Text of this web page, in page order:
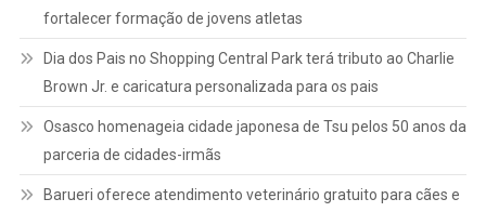
fortalecer formação de jovens atletas
Dia dos Pais no Shopping Central Park terá tributo ao Charlie
Brown Jr. e caricatura personalizada para os pais
Osasco homenageia cidade japonesa de Tsu pelos 50 anos da
parceria de cidades-irmãs
Barueri oferece atendimento veterinário gratuito para cães e